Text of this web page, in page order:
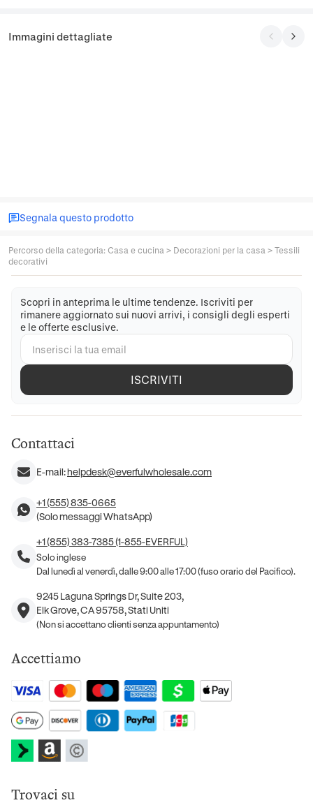
Immagini dettagliate
Segnala questo prodotto
Percorso della categoria: Casa e cucina > Decorazioni per la casa > Tessili
decorativi
Scopri in anteprima le ultime tendenze. Iscriviti per
rimanere aggiornato sui nuovi arrivi, i consigli degli esperti
e le offerte esclusive.
ISCRIVITI
Contattaci
E-mail:helpdesk@everfulwholesale.com
+1 (555) 835-0665
(Solo messaggi WhatsApp)
+1 (855) 383-7385 (1-855-EVERFUL)
Solo inglese
Dal lunedì al venerdì, dalle 9:00 alle 17:00 (fuso orario del Pacifico).
9245 Laguna Springs Dr, Suite 203,
Elk Grove, CA 95758, Stati Uniti
(Non si accettano clienti senza appuntamento)
Accettiamo
Trovaci su